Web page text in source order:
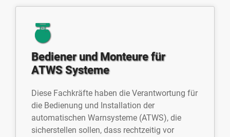
Bediener und Monteure für
ATWS Systeme
Diese Fachkräfte haben die Verantwortung für
die Bedienung und Installation der
automatischen Warnsysteme (ATWS), die
sicherstellen sollen, dass rechtzeitig vor